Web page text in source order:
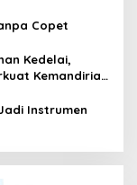
Copet
Kedelai,
Kemandirian
Instrumen